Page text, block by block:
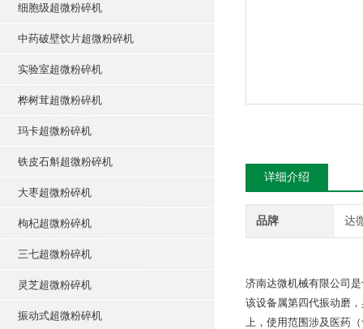
细胞级超微粉碎机
中药破壁饮片超微粉碎机
实验室超微粉碎机
桦树茸超微粉碎机
玛卡超微粉碎机
铁皮石斛超微粉碎机
大枣超微粉碎机
枸杞超微粉碎机
三七超微粉碎机
灵芝超微粉碎机
振动式超微粉碎机
详细介绍
品牌 达
济南达微机械有限公司
该设备属第四代振动磨
上，使用范围涉及医药